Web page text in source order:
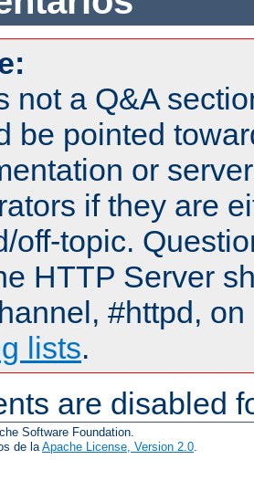
not a Q&A
be pointed
or
if they are
off-topic.
HTTP Server
#httpd,
lists.
are disabled
Software Foundation.
de la Apache License, Version 2.0